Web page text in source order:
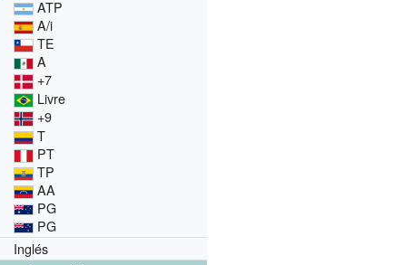
ATP
A/i
TE
A
+7
Livre
+9
T
PT
TP
AA
PG
PG
Inglés